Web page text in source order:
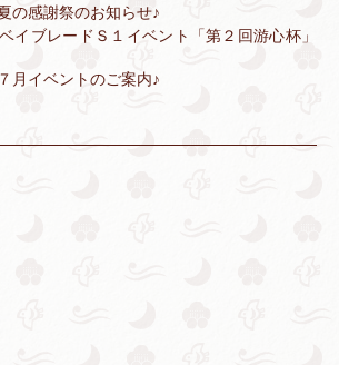
の感謝祭のお知らせ♪
ベイブレードＳ１イベント「第２回游心杯」
７月イベントのご案内♪